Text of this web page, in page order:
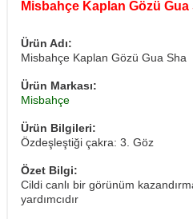
Misbahçe Kaplan Gözü Gua
Ürün Adı:
Misbahçe Kaplan Gözü Gua Sha
Ürün Markası:
Misbahçe
Ürün Bilgileri:
Özdeşleştiği çakra: 3. Göz
Özet Bilgi:
Cildi canlı bir görünüm
yardımcıdır